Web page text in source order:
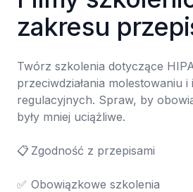
zakresu
Twórz szkolenia dotyczące
przeciwdziałania molestowaniu
regulacyjnych. Spraw, by
były mniej uciążliwe.
📋	Zgodność z przepisami
✅	Obowiązkowe szkolenia